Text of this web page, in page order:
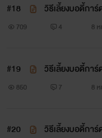
#18 วิธีเลี้ยงบอดี้กา
709 4 8
#19
วิธีเลี้ยงบอดี้กา
ค่ทำ
850 7 8
#20
วิธีเลี้ยงบอดี้กา